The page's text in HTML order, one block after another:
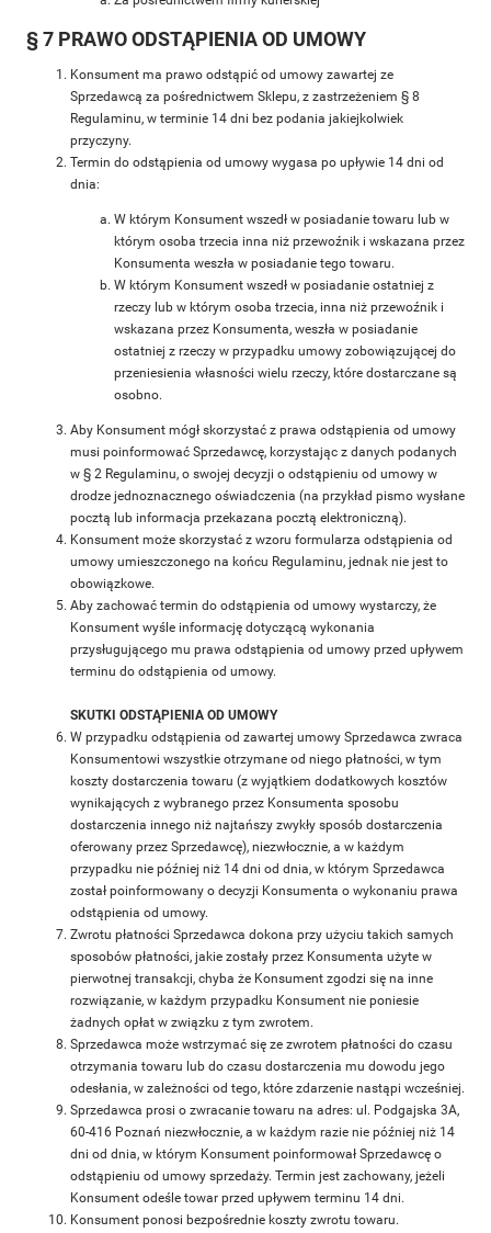
§ 7 PRAWO ODSTĄPIENIA OD UMOWY
Konsument ma prawo odstąpić od umowy zawartej ze
Sprzedawcą za pośrednictwem Sklepu, z zastrzeżeniem § 8
Regulaminu, w terminie 14 dni bez podania jakiejkolwiek
przyczyny.
Termin do odstąpienia od umowy wygasa po upływie 14 dni od
dnia:
W którym Konsument wszedł w posiadanie towaru lub w
którym osoba trzecia inna niż przewoźnik i wskazana przez
Konsumenta weszła w posiadanie tego towaru.
W którym Konsument wszedł w posiadanie ostatniej z
rzeczy lub w którym osoba trzecia, inna niż przewoźnik i
wskazana przez Konsumenta, weszła w posiadanie
ostatniej z rzeczy w przypadku umowy zobowiązującej do
przeniesienia własności wielu rzeczy, które dostarczane są
osobno.
Aby Konsument mógł skorzystać z prawa odstąpienia od umowy
musi poinformować Sprzedawcę, korzystając z danych podanych
w § 2 Regulaminu, o swojej decyzji o odstąpieniu od umowy w
drodze jednoznacznego oświadczenia (na przykład pismo wysłane
pocztą lub informacja przekazana pocztą elektroniczną).
Konsument może skorzystać z wzoru formularza odstąpienia od
umowy umieszczonego na końcu Regulaminu, jednak nie jest to
obowiązkowe.
Aby zachować termin do odstąpienia od umowy wystarczy, że
Konsument wyśle informację dotyczącą wykonania
przysługującego mu prawa odstąpienia od umowy przed upływem
terminu do odstąpienia od umowy.
SKUTKI ODSTĄPIENIA OD UMOWY
W przypadku odstąpienia od zawartej umowy Sprzedawca zwraca
Konsumentowi wszystkie otrzymane od niego płatności, w tym
koszty dostarczenia towaru (z wyjątkiem dodatkowych kosztów
wynikających z wybranego przez Konsumenta sposobu
dostarczenia innego niż najtańszy zwykły sposób dostarczenia
oferowany przez Sprzedawcę), niezwłocznie, a w każdym
przypadku nie później niż 14 dni od dnia, w którym Sprzedawca
został poinformowany o decyzji Konsumenta o wykonaniu prawa
odstąpienia od umowy.
Zwrotu płatności Sprzedawca dokona przy użyciu takich samych
sposobów płatności, jakie zostały przez Konsumenta użyte w
pierwotnej transakcji, chyba że Konsument zgodzi się na inne
rozwiązanie, w każdym przypadku Konsument nie poniesie
żadnych opłat w związku z tym zwrotem.
Sprzedawca może wstrzymać się ze zwrotem płatności do czasu
otrzymania towaru lub do czasu dostarczenia mu dowodu jego
odesłania, w zależności od tego, które zdarzenie nastąpi wcześniej.
Sprzedawca prosi o zwracanie towaru na adres: ul. Podgajska 3A,
60-416 Poznań niezwłocznie, a w każdym razie nie później niż 14
dni od dnia, w którym Konsument poinformował Sprzedawcę o
odstąpieniu od umowy sprzedaży. Termin jest zachowany, jeżeli
Konsument odeśle towar przed upływem terminu 14 dni.
Konsument ponosi bezpośrednie koszty zwrotu towaru.